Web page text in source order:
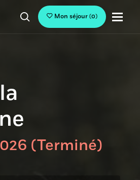
Mon séjour(0)
(Terminé)